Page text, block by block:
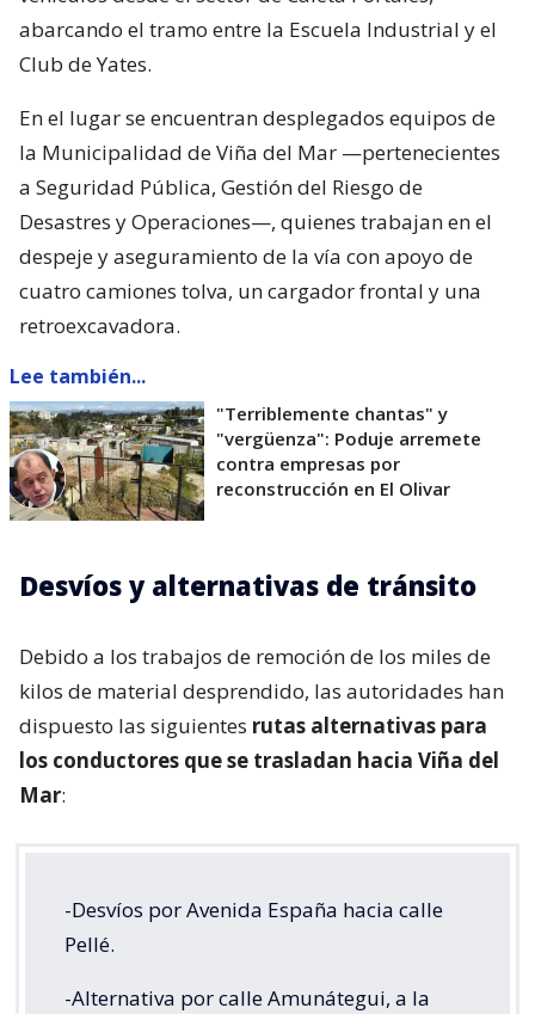
abarcando el tramo entre la Escuela Industrial y el
Club de Yates.
En el lugar se encuentran desplegados equipos de
la Municipalidad de Viña del Mar —pertenecientes
a Seguridad Pública, Gestión del Riesgo de
Desastres y Operaciones—, quienes trabajan en el
despeje y aseguramiento de la vía con apoyo de
cuatro camiones tolva, un cargador frontal y una
retroexcavadora.
Lee también...
"Terriblemente chantas" y
"vergüenza": Poduje arremete
contra empresas por
reconstrucción en El Olivar
Desvíos y alternativas de tránsito
Debido a los trabajos de remoción de los miles de
kilos de material desprendido, las autoridades han
dispuesto las siguientes rutas alternativas para
los conductores que se trasladan hacia Viña del
Mar:
-Desvíos por Avenida España hacia calle
Pellé.
-Alternativa por calle Amunátegui, a la